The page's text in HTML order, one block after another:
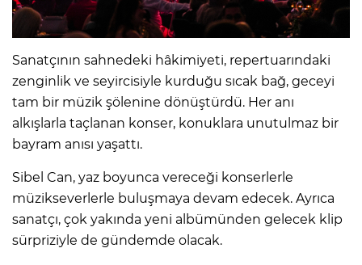
Sanatçının sahnedeki hâkimiyeti, repertuarındaki
zenginlik ve seyircisiyle kurduğu sıcak bağ, geceyi
tam bir müzik şölenine dönüştürdü. Her anı
alkışlarla taçlanan konser, konuklara unutulmaz bir
bayram anısı yaşattı.
Sibel Can, yaz boyunca vereceği konserlerle
müzikseverlerle buluşmaya devam edecek. Ayrıca
sanatçı, çok yakında yeni albümünden gelecek klip
sürpriziyle de gündemde olacak.